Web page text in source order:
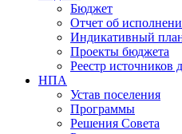
Бюджет
Отчет об
Индикативный
Проекты бюджета
Реестр источников
НПА
Устав поселения
Программы
Решения Совета